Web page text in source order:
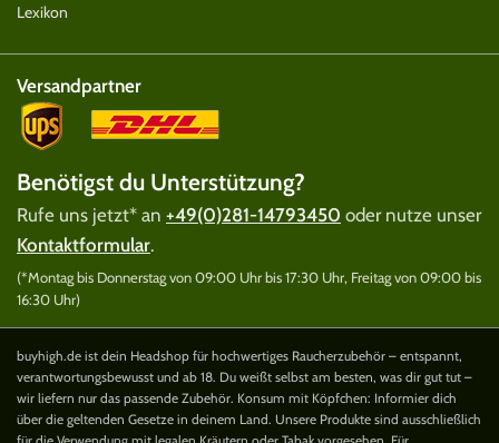
Lexikon
Versandpartner
Benötigst du Unterstützung?
Rufe uns jetzt* an +49(0)281-14793450 oder nutze unser
Kontaktformular.
(*Montag bis Donnerstag von 09:00 Uhr bis 17:30 Uhr, Freitag von 09:00 bis
16:30 Uhr)
buyhigh.de ist dein Headshop für hochwertiges Raucherzubehör – entspannt,
verantwortungsbewusst und ab 18. Du weißt selbst am besten, was dir gut tut –
wir liefern nur das passende Zubehör. Konsum mit Köpfchen: Informier dich
über die geltenden Gesetze in deinem Land. Unsere Produkte sind ausschließlich